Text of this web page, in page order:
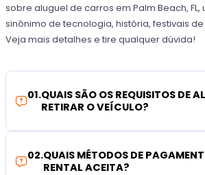
sobre aluguel de carros em Palm Beach,
sinônimo de tecnologia, história, festivais
Veja mais detalhes e tire qualquer dúvida!
01.QUAIS SÃO OS REQUISITOS DE
RETIRAR O VEÍCULO?
02.QUAIS MÉTODOS DE
RENTAL ACEITA?